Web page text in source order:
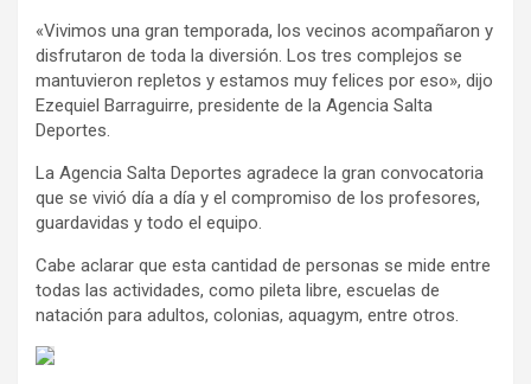
«Vivimos una gran temporada, los vecinos acompañaron y
disfrutaron de toda la diversión. Los tres complejos se
mantuvieron repletos y estamos muy felices por eso», dijo
Ezequiel Barraguirre, presidente de la Agencia Salta
Deportes.
La Agencia Salta Deportes agradece la gran convocatoria
que se vivió día a día y el compromiso de los profesores,
guardavidas y todo el equipo.
Cabe aclarar que esta cantidad de personas se mide entre
todas las actividades, como pileta libre, escuelas de
natación para adultos, colonias, aquagym, entre otros.